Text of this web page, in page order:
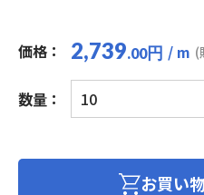
価格： 2,739.00円 / m (
数量：
警
報
電
お買い